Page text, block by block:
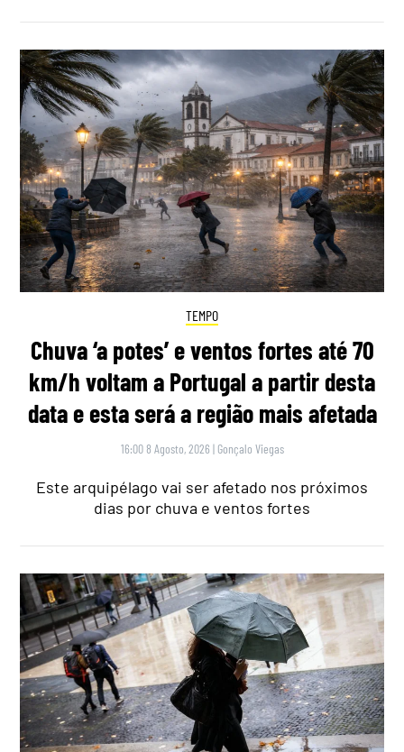
TEMPO
Chuva ‘a potes’ e ventos fortes até 70
km/h voltam a Portugal a partir desta
data e esta será a região mais afetada
16:00 8 Agosto, 2026 | Gonçalo Viegas
Este arquipélago vai ser afetado nos próximos
dias por chuva e ventos fortes